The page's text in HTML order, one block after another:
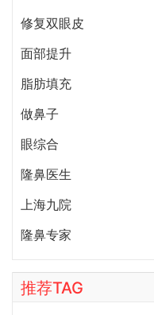
修复双眼皮
面部提升
脂肪填充
做鼻子
眼综合
隆鼻医生
上海九院
隆鼻专家
推荐TAG